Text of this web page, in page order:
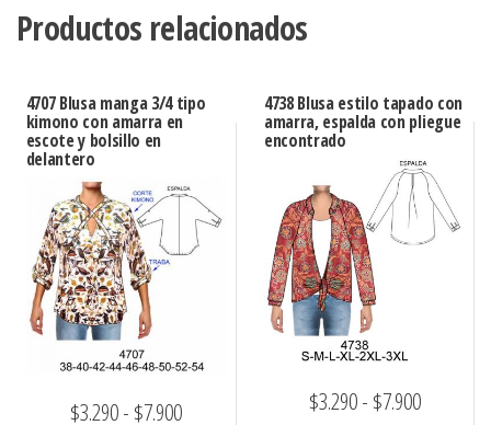
Productos relacionados
4707 Blusa manga 3/4 tipo
kimono con amarra en
escote y bolsillo en
delantero
$3.290- $7.900Rango
4738 Blusa estilo tapado con
amarra, espalda con pliegue
encontrado
$3.290- $7.900Rango